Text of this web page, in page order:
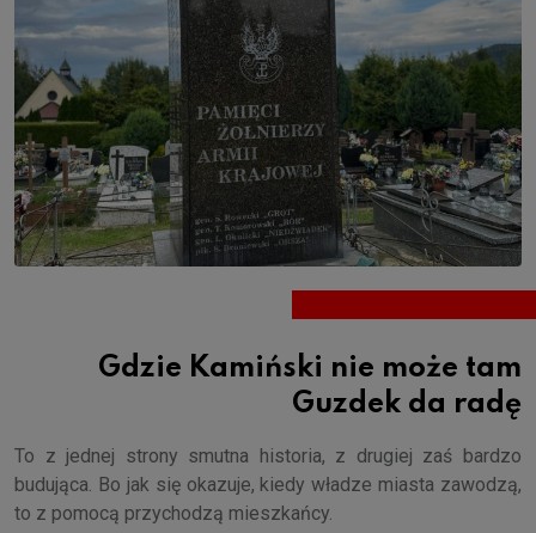
Gdzie Kamiński nie może tam
Guzdek da radę
To z jednej strony smutna historia, z drugiej zaś bardzo
budująca. Bo jak się okazuje, kiedy władze miasta zawodzą,
to z pomocą przychodzą mieszkańcy.